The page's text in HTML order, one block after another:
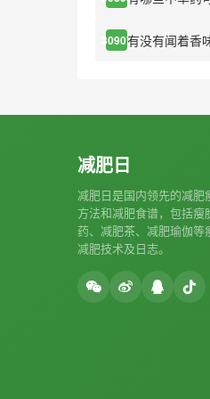
30907有没有闻着香
减肥日
减肥日是国内领先的减
方法和减肥食谱，包括
药、减肥茶、减肥瑜伽
减肥技术及日志。